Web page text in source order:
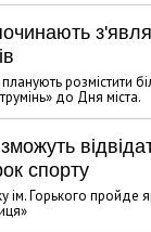
розмістити
до Дня міста.
спорту
ім. Горького пройде